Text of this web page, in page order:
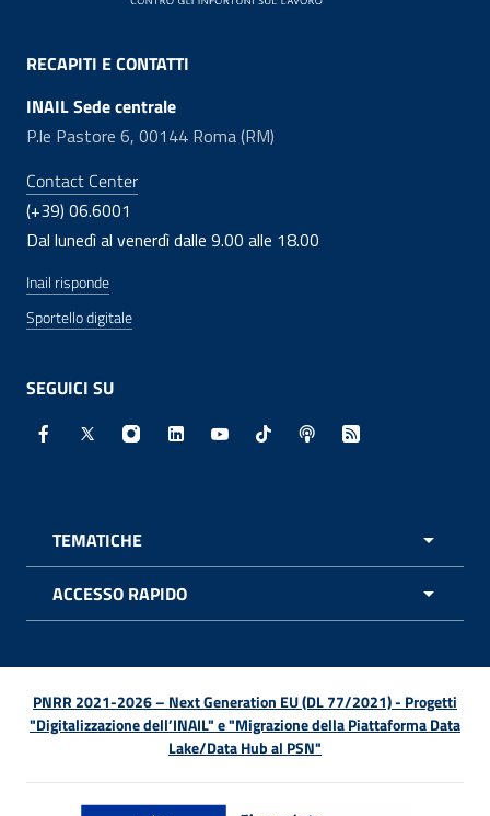
RECAPITI E CONTATTI
INAIL Sede centrale
P.le Pastore 6, 00144 Roma (RM)
Contact Center
(+39) 06.6001
Dal lunedì al venerdì dalle 9.00 alle 18.00
Inail risponde
Sportello digitale
SEGUICI SU
Facebook - Sito esterno - Apertura in nuova finestra
X - Sito esterno - Apertura in nuova finestra
Instagram - Sito esterno - Apertura in
Linkedin - Sito esterno - Apertura in
Youtube - Sito esterno -
TikTok - Sito esterno -
Spreaker - Sito
Feed RSS -
TEMATICHE
ACCESSO RAPIDO
PNRR 2021-2026 – Next Generation EU (DL 77/2021) - Progetti
"Digitalizzazione dell’INAIL" e "Migrazione della Piattaforma Data
Lake/Data Hub al PSN"